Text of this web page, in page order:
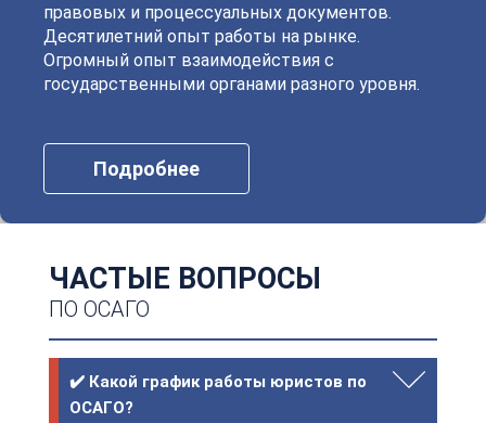
правовых и процессуальных документов.
Десятилетний опыт работы на рынке.
Огромный опыт взаимодействия с
государственными органами разного уровня.
Подробнее
ЧАСТЫЕ ВОПРОСЫ
ПО ОСАГО
✔️ Какой график работы юристов по
ОСАГО?